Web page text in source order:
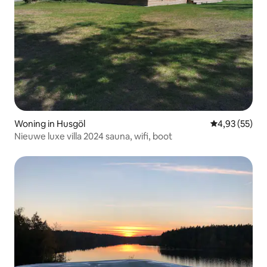
Woning in Husgöl Gemiddelde
4,93 (55)
Nieuwe luxe villa 2024 sauna, wifi, boot